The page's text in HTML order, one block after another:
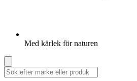
Med kärlek för naturen